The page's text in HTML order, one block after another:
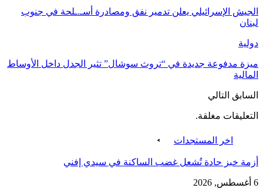
الجيش الإسرائيلي يعلن تدمير نفق ومصادرة أسـ.ـلحة في جنوب
لبنان
دولية
ميزة مدفوعة جديدة في “تروث سوشال” تثير الجدل داخل الأوساط
المالية
السابق التالي
التعليقات مغلقة.
اخر المستجدات
أزمة خبز حادة تُشعل غضب الساكنة في سيدي إفني
6 أغسطس, 2026